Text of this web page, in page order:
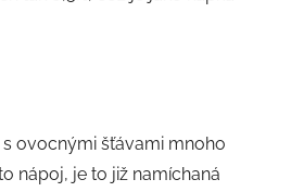
ovocnými šťávami mnoho
nápoj, je to již namíchaná